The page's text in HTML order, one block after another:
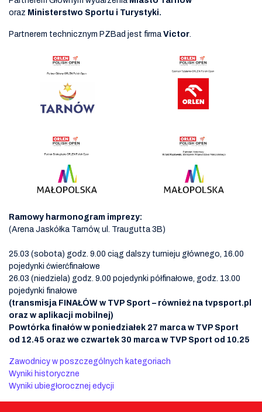
oraz Ministerstwo Sportu i Turystyki.
Partnerem technicznym PZBad jest firma Victor.
Ramowy harmonogram imprezy:
(Arena Jaskółka Tarnów, ul. Traugutta 3B)
25.03 (sobota) godz. 9.00 ciąg dalszy turnieju głównego, 16.00
pojedynki ćwierćfinałowe
26.03 (niedziela) godz. 9.00 pojedynki półfinałowe, godz. 13.00
pojedynki finałowe
(transmisja FINAŁÓW w TVP Sport – również na tvpsport.pl
oraz w aplikacji mobilnej)
Powtórka finałów w poniedziałek 27 marca w TVP Sport
od 12.45 oraz we czwartek 30 marca w TVP Sport od 10.25
Zawodnicy w poszczególnych kategoriach
Wyniki historyczne
Wyniki ubiegłorocznej edycji